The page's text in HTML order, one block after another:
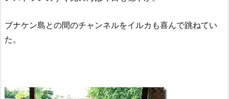
ブナケン島との間のチャンネルをイルカも喜んで跳ねてい
た。